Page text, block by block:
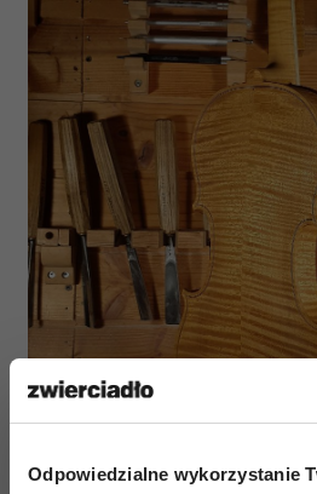
Odpowiedzialne wykorzystanie